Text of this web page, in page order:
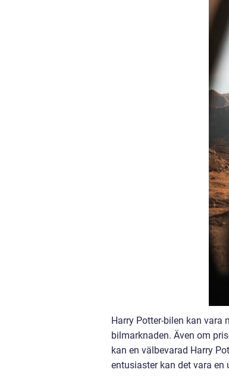
Harry Potter-bilen kan vara
bilmarknaden. Även om
kan en välbevarad Harry
entusiaster kan det vara